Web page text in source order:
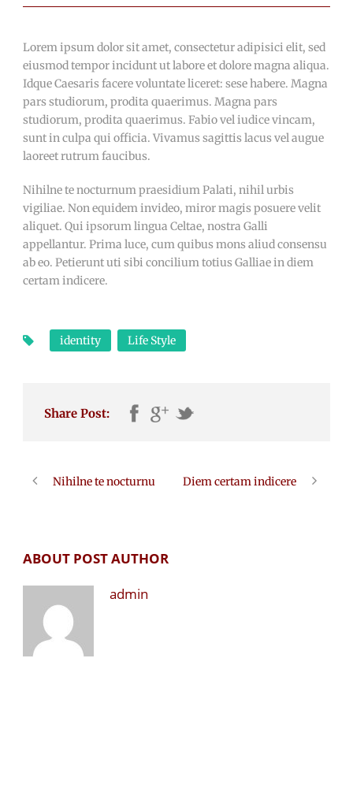
Lorem ipsum dolor sit amet, consectetur adipisici elit, sed
eiusmod tempor incidunt ut labore et dolore magna aliqua.
Idque Caesaris facere voluntate liceret: sese habere. Magna
pars studiorum, prodita quaerimus. Magna pars
studiorum, prodita quaerimus. Fabio vel iudice vincam,
sunt in culpa qui officia. Vivamus sagittis lacus vel augue
laoreet rutrum faucibus.
Nihilne te nocturnum praesidium Palati, nihil urbis
vigiliae. Non equidem invideo, miror magis posuere velit
aliquet. Qui ipsorum lingua Celtae, nostra Galli
appellantur. Prima luce, cum quibus mons aliud consensu
ab eo. Petierunt uti sibi concilium totius Galliae in diem
certam indicere.
identity Life Style
Share Post:
Nihilne te nocturnu Diem certam indicere
ABOUT POST AUTHOR
admin